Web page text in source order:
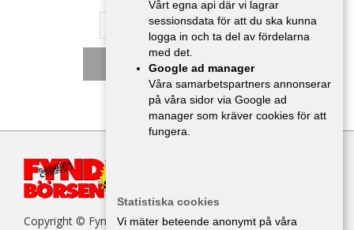
3 4 5
Nästa
Copyright © Fyndbörsen. All kopiering av texter, bilder eller
Vårt egna api där vi lagrar
sessionsdata för att du ska kunna
logga in och ta del av fördelarna
med det.
Google ad manager
Våra samarbetspartners annonserar
på våra sidor via Google ad
manager som kräver cookies för att
fungera.
Statistiska cookies
Vi mäter beteende anonymt på våra